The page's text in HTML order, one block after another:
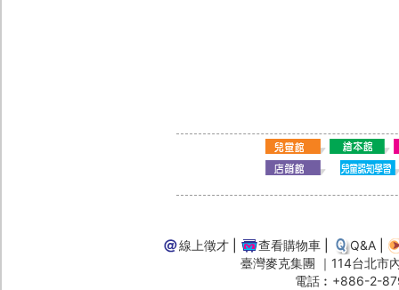
線上徵才 查看購物車 Q&A
臺灣麥克集團 ｜114台北
電話︰+886-2-